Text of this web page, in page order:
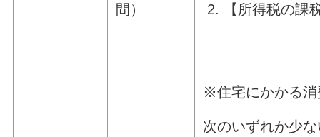
間）
2. 【所得税の課
※住宅にかかる消
次のいずれか少